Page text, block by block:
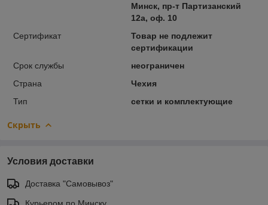
Минск, пр-т Партизанский
12а, оф. 10
Сертификат
Товар не подлежит
сертификации
Срок службы
неограничен
Страна
Чехия
Тип
сетки и комплектующие
Скрыть
Условия доставки
Доставка "Самовывоз"
Курьером по Минску